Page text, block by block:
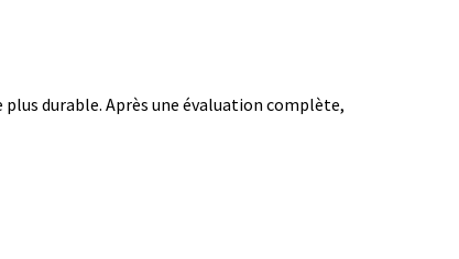
durable. Après une évaluation complète,